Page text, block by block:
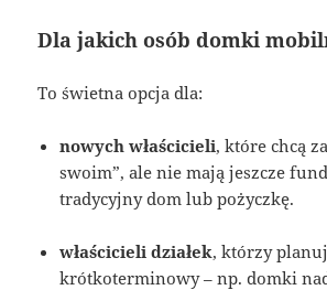
Dla jakich osób domki
To świetna opcja dla:
nowych właścicieli, które chcą
swoim”, ale nie mają jeszcze
tradycyjny dom lub pożyczkę.
właścicieli działek, którzy
krótkoterminowy – np. domki